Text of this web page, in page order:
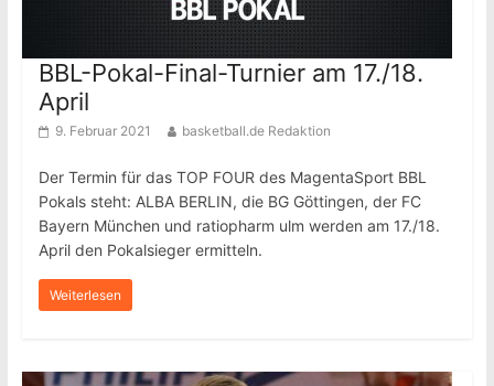
BBL-Pokal-Final-Turnier am 17./18.
April
9. Februar 2021 basketball.de Redaktion
Der Termin für das TOP FOUR des MagentaSport BBL
Pokals steht: ALBA BERLIN, die BG Göttingen, der FC
Bayern München und ratiopharm ulm werden am 17./18.
April den Pokalsieger ermitteln.
Weiterlesen